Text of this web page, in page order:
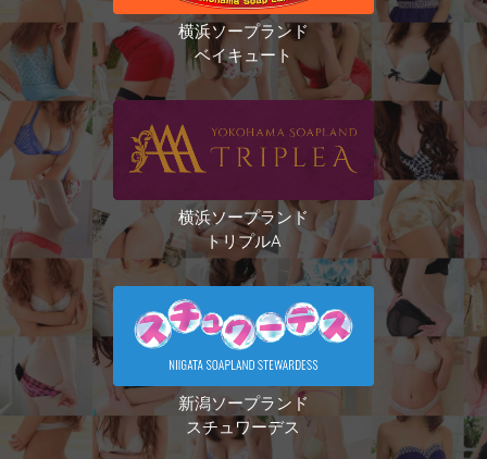
横浜ソープランド
ベイキュート
横浜ソープランド
トリプルA
新潟ソープランド
スチュワーデス